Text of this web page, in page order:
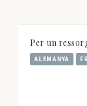
Per un
ALEMANYA